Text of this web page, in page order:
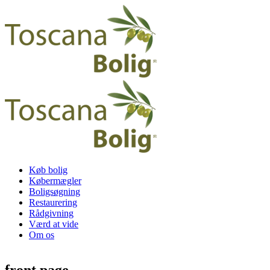
Køb bolig
Købermægler
Boligsøgning
Restaurering
Rådgivning
Værd at vide
Om os